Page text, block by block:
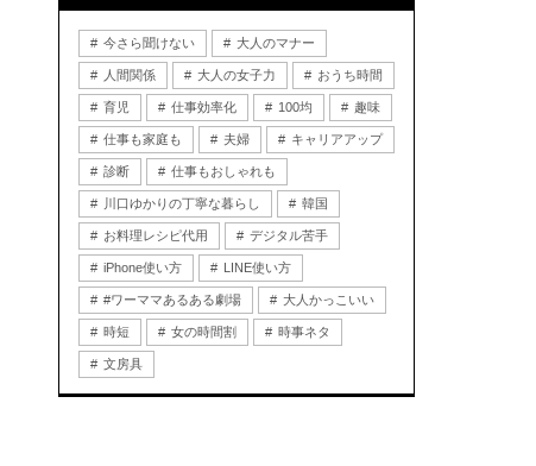
今さら聞けない 大人のマナー
人間関係 大人の女子力 おうち時間
育児 仕事効率化 100均 趣味
仕事も家庭も 夫婦 キャリアアップ
診断 仕事もおしゃれも
川口ゆかりの丁寧な暮らし 韓国
お料理レシピ代用 デジタル苦手
iPhone使い方 LINE使い方
#ワーママあるある劇場 大人かっこいい
時短 女の時間割 時事ネタ
文房具